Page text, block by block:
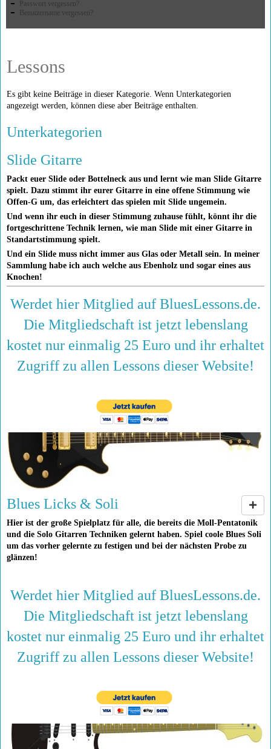
Passwort vergessen?
Benutzername vergessen?
Lessons
Es gibt keine Beiträge in dieser Kategorie. Wenn Unterkategorien
angezeigt werden, können diese aber Beiträge enthalten.
Unterkategorien
Slide Gitarre
Packt euer Slide oder Bottelneck aus und lernt wie man Slide Gitarre
spielt. Dazu stimmt ihr eurer Gitarre in eine offene Stimmung wie
Offen-G um, das erleichtert das spielen mit Slide ungemein.
Und wenn ihr euch in dieser Stimmung zuhause fühlt, könnt ihr die
fortgeschrittene Technik lernen, wie man Slide mit einer Gitarre in
Standartstimmung spielt.
Und ein Slide muss nicht immer aus Glas oder Metall sein. In meiner
Sammlung habe ich auch welche aus Ebenholz und sogar eines aus
Knochen!
Werdet hier Mitglied auf BluesLessons.de.
Die Mitgliedschaft ist jetzt lebenslang
kostet nur einmalig 25 Euro und ihr erhaltet
Zugriff zu allen Lessons dieser Website!
Blues Licks & Soli
Hier ist der große Spielplatz für alle, die bereits die Moll-Pentatonik
und die Solo Gitarren Techniken gelernt haben. Spiel coole Blues Soli
um das vorher gelernte zu festigen und bei der nächsten Probe zu
glänzen!
Werdet hier Mitglied auf BluesLessons.de.
Die Mitgliedschaft ist jetzt lebenslang
kostet nur einmalig 25 Euro und ihr erhaltet
Zugriff zu allen Lessons dieser Website!